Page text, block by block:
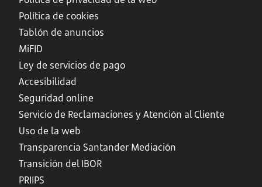
Política de cookies
Tablón de anuncios
MiFID
Ley de servicios de pago
Accesibilidad
Seguridad online
Servicio de Reclamaciones y Atención al Cliente
Uso de la web
Transparencia Santander Mediación
Transición del IBOR
PRIIPS